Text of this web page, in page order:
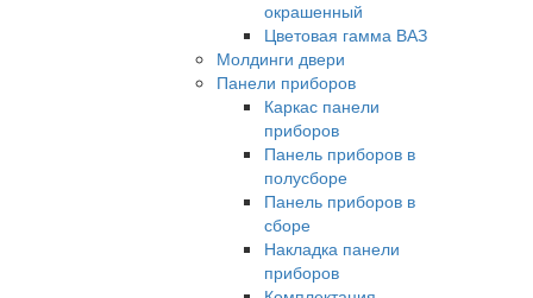
окрашенный
Цветовая гамма ВАЗ
Молдинги двери
Панели приборов
Каркас панели
приборов
Панель приборов в
полусборе
Панель приборов в
сборе
Накладка панели
приборов